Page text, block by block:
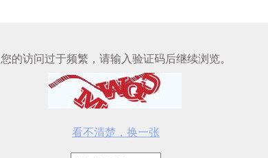
您的访问过于频繁，请输入验证码后继续浏览。
看不清楚，换一张